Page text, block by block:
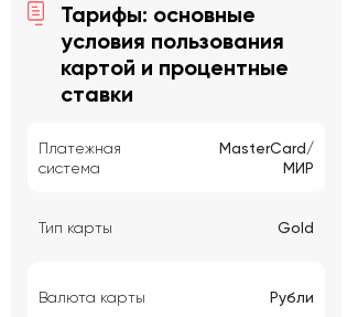
Тарифы: основные
условия пользования
картой и процентные
ставки
Платежная
система
MasterCard/
МИР
Тип карты Gold
Валюта карты Рубли